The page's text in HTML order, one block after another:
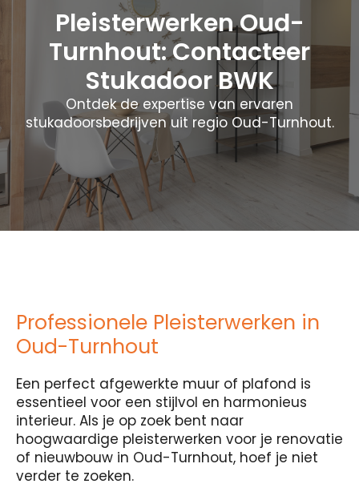
Pleisterwerken Oud-
Turnhout: Contacteer
Stukadoor BWK
Ontdek de expertise van ervaren
stukadoorsbedrijven uit regio Oud-Turnhout.
Professionele Pleisterwerken in
Oud-Turnhout
Een perfect afgewerkte muur of plafond is
essentieel voor een stijlvol en harmonieus
interieur. Als je op zoek bent naar
hoogwaardige pleisterwerken voor je renovatie
of nieuwbouw in Oud-Turnhout, hoef je niet
verder te zoeken.